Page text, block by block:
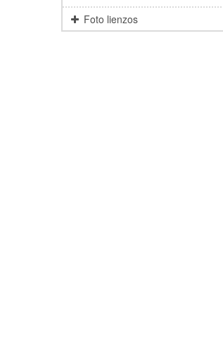
Foto lienzos